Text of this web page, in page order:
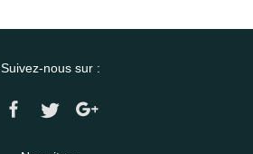
Suivez-nous sur :